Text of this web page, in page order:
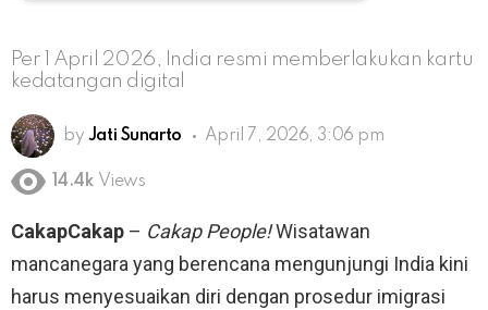
Per 1 April 2026, India resmi memberlakukan kartu
kedatangan digital
by Jati Sunarto April 7, 2026, 3:06 pm
14.4k Views
CakapCakap – Cakap People!Wisatawan
mancanegara yang berencana mengunjungi India kini
harus menyesuaikan diri dengan prosedur imigrasi